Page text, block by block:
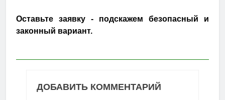
Оставьте заявку - подскажем безопасный и
законный вариант.
ДОБАВИТЬ КОММЕНТАРИЙ